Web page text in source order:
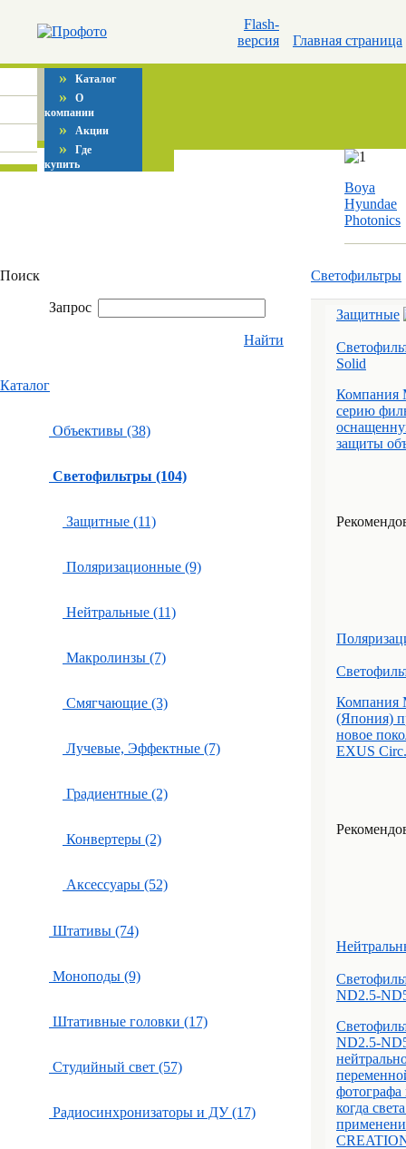
Flash-
версия
Главная страница
» Каталог
» О
компании
» Акции
» Где
купить
Boya
Hyundae
Photonics
Поиск
Запрос
Найти
Каталог
Объективы (38)
Светофильтры (104)
Защитные (11)
Поляризационные (9)
Нейтральные (11)
Макролинзы (7)
Смягчающие (3)
Лучевые, Эффектные (7)
Градиентные (2)
Конвертеры (2)
Аксессуары (52)
Штативы (74)
Моноподы (9)
Штативные головки (17)
Студийный свет (57)
Радиосинхронизаторы и ДУ (17)
Светофильтры
Защитные
Solid
Компания
серию
защиты
Компания
(Япония)
новое
EXUS
ND2.5-
ND2.5-
фотографа
когда